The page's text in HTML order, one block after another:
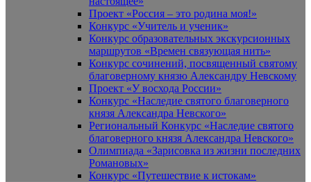
Проект «Россия – это родина моя!»
Конкурс «Учитель и ученик»
Конкурс образовательных экскурсионных
маршрутов «Времен связующая нить»
Конкурс сочинений, посвященный святому
благоверному князю Александру Невскому
Проект «У восхода России»
Конкурс «Наследие святого благоверного
князя Александра Невского»
Региональный Конкурс «Наследие святого
благоверного князя Александра Невского»
Олимпиада «Зарисовка из жизни последних
Романовых»
Конкурс «Путешествие к истокам»